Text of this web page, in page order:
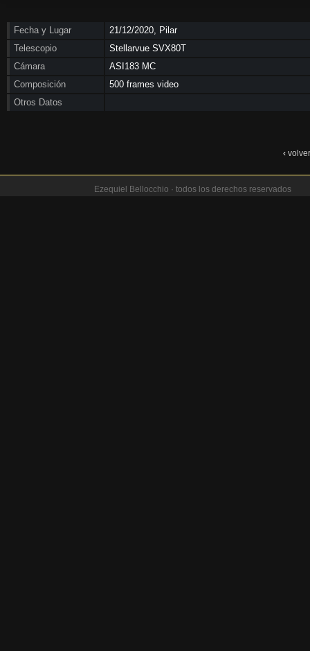
Fecha y Lugar
21/12/2020, Pilar
Telescopio
Stellarvue SVX80T
Cámara
ASI183 MC
Composición
500 frames video
Otros Datos
‹ volver
Ezequiel Bellocchio · todos los derechos reservados